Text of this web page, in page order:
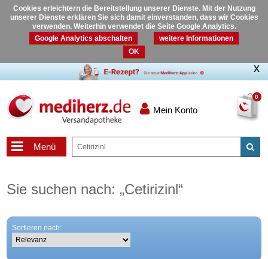
Cookies erleichtern die Bereitstellung unserer Dienste. Mit der Nutzung
unserer Dienste erklären Sie sich damit einverstanden, dass wir Cookies
verwenden. Weiterhin verwendet die Seite Google Analytics.
Google Analytics abschalten
weitere Informationen
OK
0
Mein Konto
Menü
Sie suchen nach: „Cetirizinl“
Sortieren nach: